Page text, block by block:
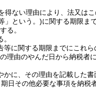
得ない理由により、法又は
」という。)に関する期限ま
る。
に関する期限までにこれ
理由のやんだ日から納税
に、その理由を記載した書
日その他必要な事項を納税